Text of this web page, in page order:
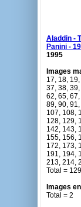
Aladdin -
Panini -
1995
Images
17, 18,
37, 38,
62, 65,
89, 90,
107, 108,
128, 129,
142, 143,
155, 156,
172, 173,
191, 194,
213, 214,
Total = 129
Images
Total = 2